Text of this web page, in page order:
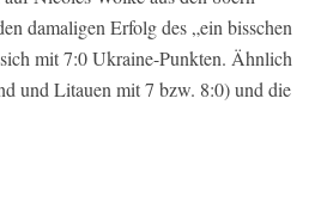
damaligen Erfolg des „ein bisschen
mit 7:0 Ukraine-Punkten. Ähnlich
und Litauen mit 7 bzw. 8:0) und die